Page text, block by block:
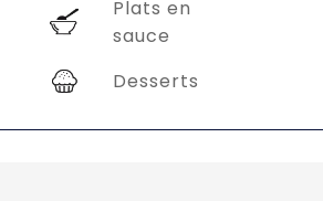
Plats en
sauce
Desserts